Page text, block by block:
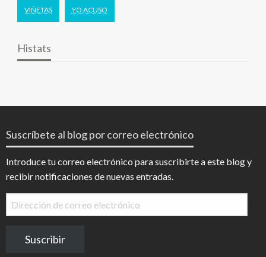
VIÑETAS YO ACUSO
Histats
Suscríbete al blog por correo electrónico
Introduce tu correo electrónico para suscribirte a este blog y
recibir notificaciones de nuevas entradas.
Dirección
de
electrónico
Suscribir